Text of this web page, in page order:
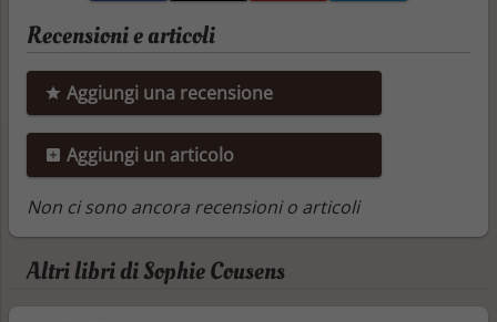
Recensioni e articoli
Aggiungi una recensione
Aggiungi un articolo
Non ci sono ancora recensioni o articoli
Altri libri di Sophie Cousens